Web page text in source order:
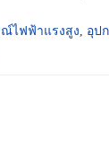
ณ์ไฟฟ้าแรงสูง
อุป